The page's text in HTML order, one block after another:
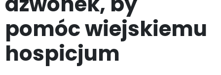
pomóc wiejskiemu
hospicjum